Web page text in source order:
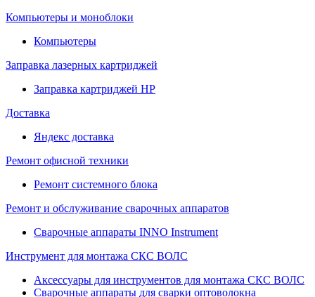
Компьютеры и моноблоки
Компьютеры
Заправка лазерных картриджей
Заправка картриджей HP
Доставка
Яндекс доставка
Ремонт офисной техники
Ремонт системного блока
Ремонт и обслуживание сварочных аппаратов
Сварочные аппараты INNO Instrument
Инструмент для монтажа СКС ВОЛС
Аксессуары для инструментов для монтажа СКС ВОЛС
Сварочные аппараты для сварки оптоволокна